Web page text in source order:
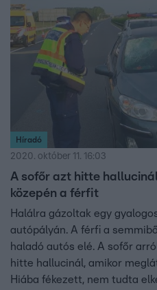
Híradó
2020. október 11. 16:03
A sofőr azt hitte
közepén a férfit
Halálra gázoltak egy
autópályán. A férfi a
haladó autós elé. A sofőr
hitte hallucinál, amikor
Hiába fékezett, nem tudta